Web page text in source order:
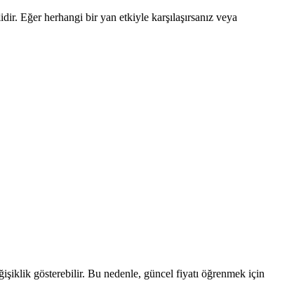
Eğer herhangi bir yan etkiyle karşılaşırsanız veya
gösterebilir. Bu nedenle, güncel fiyatı öğrenmek için